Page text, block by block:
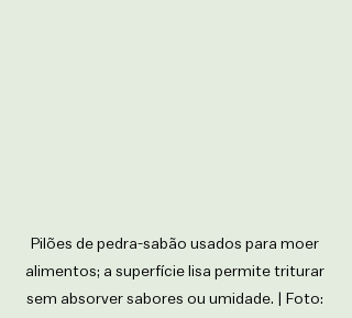
Pilões de pedra-sabão usados para moer
alimentos; a superfície lisa permite triturar
sem absorver sabores ou umidade. | Foto: